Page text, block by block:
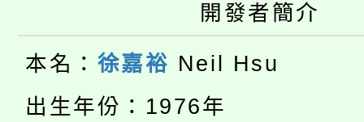
半價優惠，詳情可洽有
者。
份教師增能研習
大溪自造教育及科技
份教師研習
淨零綠生活教案入校路
會
115年食農教育專業人
開發者簡介
本名： 徐嘉裕 Neil Hsu
出生年份：1976年